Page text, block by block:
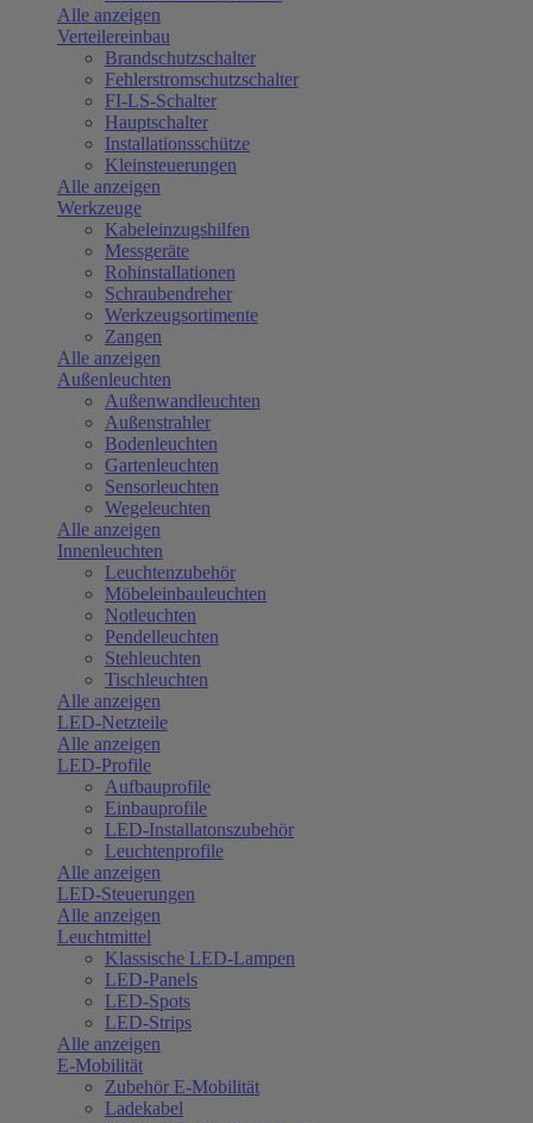
Alle anzeigen
Verteilereinbau
Brandschutzschalter
Fehlerstromschutzschalter
FI-LS-Schalter
Hauptschalter
Installationsschütze
Kleinsteuerungen
Alle anzeigen
Werkzeuge
Kabeleinzugshilfen
Messgeräte
Rohinstallationen
Schraubendreher
Werkzeugsortimente
Zangen
Alle anzeigen
Außenleuchten
Außenwandleuchten
Außenstrahler
Bodenleuchten
Gartenleuchten
Sensorleuchten
Wegeleuchten
Alle anzeigen
Innenleuchten
Leuchtenzubehör
Möbeleinbauleuchten
Notleuchten
Pendelleuchten
Stehleuchten
Tischleuchten
Alle anzeigen
LED-Netzteile
Alle anzeigen
LED-Profile
Aufbauprofile
Einbauprofile
LED-Installatonszubehör
Leuchtenprofile
Alle anzeigen
LED-Steuerungen
Alle anzeigen
Leuchtmittel
Klassische LED-Lampen
LED-Panels
LED-Spots
LED-Strips
Alle anzeigen
E-Mobilität
Zubehör E-Mobilität
Ladekabel